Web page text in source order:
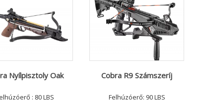
Nyílpisztoly Oak
: 80 LBS
Cobra R9 Számszeríj
Felhúzóerő: 90 LBS